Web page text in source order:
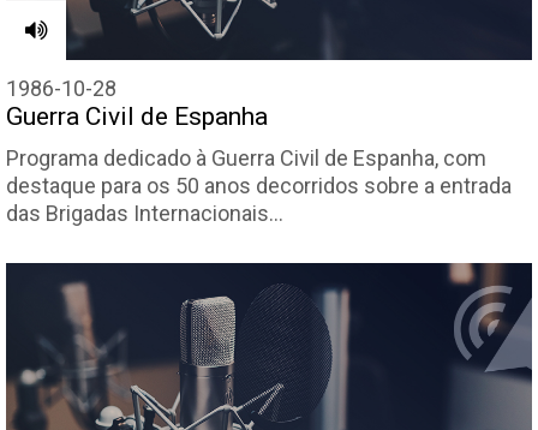
1986-10-28
Guerra Civil de Espanha
Programa dedicado à Guerra Civil de Espanha, com
destaque para os 50 anos decorridos sobre a entrada
das Brigadas Internacionais…